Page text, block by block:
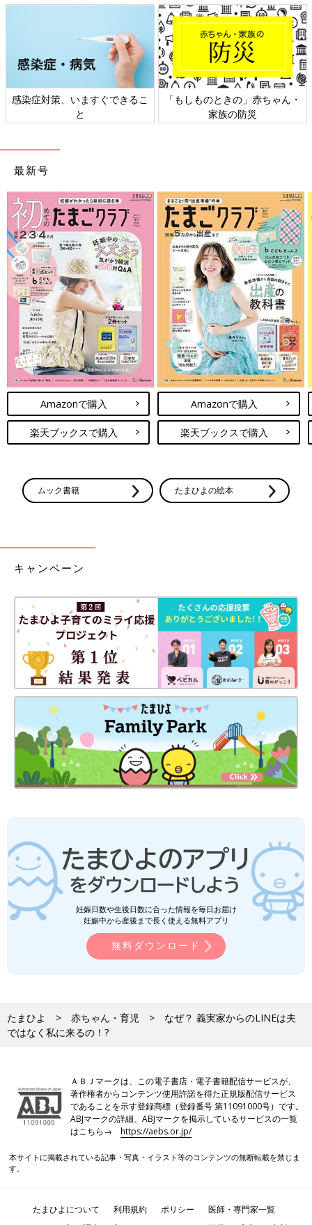
会代表理事。国会議員などの秘書職を経てマナー講師として独
でマナーの本場・英国に渡英し、帰国後、グローバルな
視点から収益を生み出すオリジナルな手法で、300社以上のマナ
ー・人財育成コンサルティング、延べ10万人以上の人材育成を行
い、結果と成果を出す。著書多数。
赤ちゃん・
日本外来小児科学会リーフレッ
六星占術 細木かお
最新号
Amazonで購入
楽天ブックスで購入
Amazonで購入
楽天ブックスで購入
ムック書籍 たまひよの絵本
キャンペーン
妊娠日数や生後日数に合った情報を毎日お届け
妊娠中から産後まで長く使える無料アプリ
無料ダウンロード
たまひよ 赤ちゃん・育児
なぜ？ 義実家からのLINEは夫
ではなく私に来るの！?
ＡＢＪマークは、この電子書店・電子書籍配信サービスが、
著作権者からコンテンツ使用許諾を得た正規版配信サービス
であることを示す登録商標（登録番号 第11091000号）です。
ABJマークの詳細、ABJマークを掲示しているサービスの一覧
はこちら→https://aebs.or.jp/
本サイトに掲載されている記事・写真・イラスト等のコンテンツの無断転載を禁じま
す。
たまひよについて 利用規約 ポリシー
医師・専門家一覧